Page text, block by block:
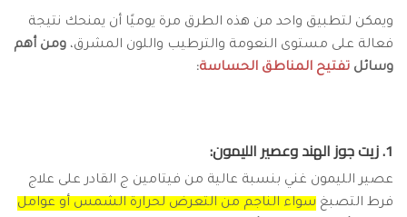
ويمكن لتطبيق واحد من هذه الطرق مرة يوميًا أن يمنحك نتيجة
فعالة على مستوى النعومة والترطيب واللون المشرق، ومن أهم
وسائل تفتيح المناطق الحساسة:
1. زيت جوز الهند وعصير الليمون:
عصير الليمون غني بنسبة عالية من فيتامين ج القادر على علاج
فرط التصبغ سواء الناجم من التعرض لحرارة الشمس أو عوامل